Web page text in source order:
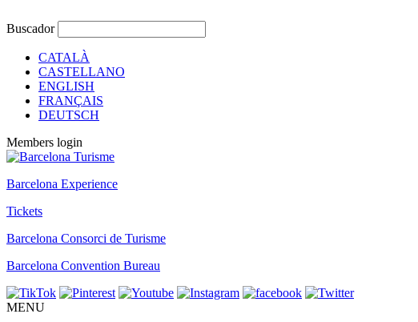
Buscador
CATALÀ
CASTELLANO
ENGLISH
FRANÇAIS
DEUTSCH
Members login
Barcelona Experience
Tickets
Barcelona Consorci de Turisme
Barcelona Convention Bureau
MENU